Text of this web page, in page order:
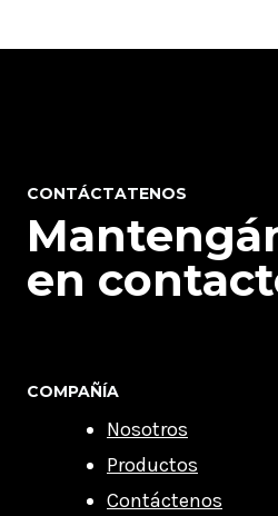
CONTÁCTATENOS
en
COMPAÑÍA
Nosotros
Productos
Contáctenos